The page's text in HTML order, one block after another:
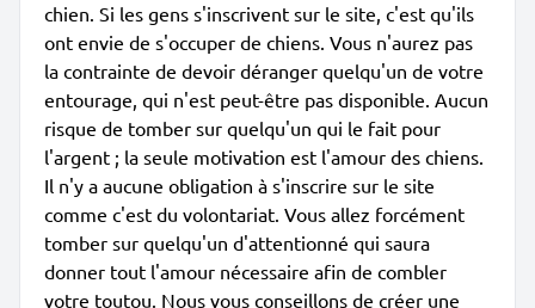
chien. Si les gens s'inscrivent sur le site, c'est qu'ils
ont envie de s'occuper de chiens. Vous n'aurez pas
la contrainte de devoir déranger quelqu'un de votre
entourage, qui n'est peut-être pas disponible. Aucun
risque de tomber sur quelqu'un qui le fait pour
l'argent ; la seule motivation est l'amour des chiens.
Il n'y a aucune obligation à s'inscrire sur le site
comme c'est du volontariat. Vous allez forcément
tomber sur quelqu'un d'attentionné qui saura
donner tout l'amour nécessaire afin de combler
votre toutou. Nous vous conseillons de créer une